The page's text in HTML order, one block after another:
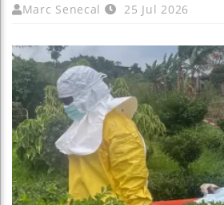
Marc Senecal 25 Jul 2026